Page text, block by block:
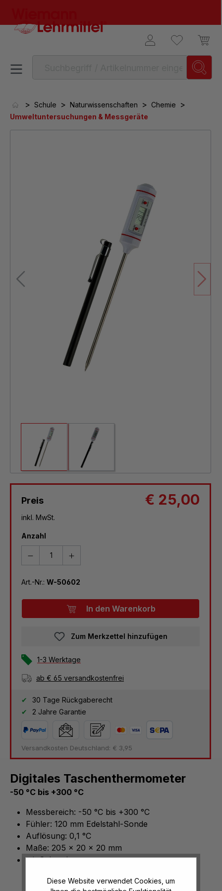
> Schule > Naturwissenschaften > Chemie >
Umweltuntersuchungen & Messgeräte
Preis € 25,00
inkl. MwSt.
Anzahl
Art.-Nr.: W-50602
In den Warenkorb
Zum Merkzettel hinzufügen
1-3 Werktage
ab € 65 versandkostenfrei
30 Tage Rückgaberecht
2 Jahre Garantie
Versandkosten Deutschland: € 3,95
Digitales Taschenthermometer
-50 °C bis +300 °C
Messbereich: -50 °C bis +300 °C
Fühler: 120 mm Edelstahl-Sonde
Auflösung: 0,1 °C
Maße: 205 x 20 x 20 mm
mit Schutzkappe
Diese Website verwendet Cookies, um